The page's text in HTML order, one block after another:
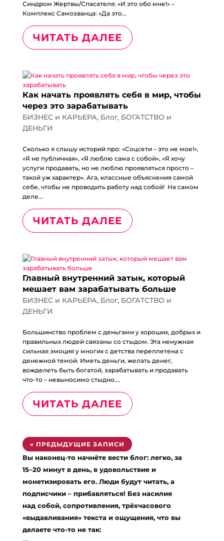
Синдром Жертвы/Спасателя: «И это обо мне!» –
Комплекс Самозванца: «Да это...
ЧИТАТЬ ДАЛЕЕ
Как начать проявлять себя в мир, чтобы
через это зарабатывать
БИЗНЕС и КАРЬЕРА, Блог, БОГАТСТВО и
ДЕНЬГИ
Сколько я слышу историй про: «Соцсети – это не мое!»,
«Я не публичная», «Я люблю сама с собой», «Я хочу
услуги продавать, но не люблю проявляться просто –
такой уж характер». Ага, классные объяснения самой
себе, чтобы не проводить работу над собой! На самом
деле...
ЧИТАТЬ ДАЛЕЕ
Главный внутренний затык, который
мешает вам зарабатывать больше
БИЗНЕС и КАРЬЕРА, Блог, БОГАТСТВО и
ДЕНЬГИ
Большинство проблем с деньгами у хороших, добрых и
правильных людей связаны со стыдом. Эта ненужная
сильная эмоция у многих с детства переплетена с
денежной темой. Иметь деньги, желать денег,
вожделеть быть богатой, зарабатывать и продавать
что-то – невыносимо стыдно....
ЧИТАТЬ ДАЛЕЕ
« ПРЕДЫДУЩИЕ ЗАПИСИ
Вы наконец-то начнёте вести блог: легко, за
15–20 минут в день, в удовольствие и
монетизировать его. Люди будут читать, а
подписчики – прибавляться! Без насилия
над собой, сопротивления, трёхчасового
«выдавливания» текста и ощущения, что вы
делаете что-то не так: